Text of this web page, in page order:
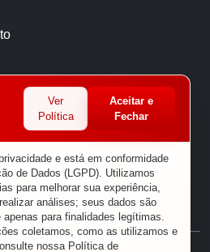
Ver
Política
Aceitar e
Fechar
e está em conformidade
de Dados (LGPD). Utilizamos
para melhorar sua experiência,
análises; seus dados são
para finalidades legítimas.
coletamos, como as utilizamos e
nossa Política de